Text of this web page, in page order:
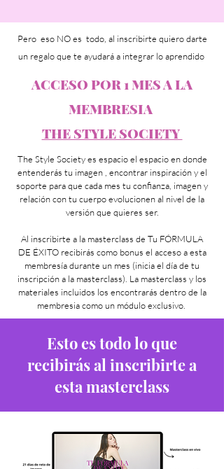
Pero eso NO es todo, al inscribirte quiero darte
un regalo que te ayudará a integrar lo aprendido
ACCESO POR 1 MES A LA
MEMBRESIA
THE STYLE SOCIETY
The Style Society es espacio el espacio en donde
entenderás tu imagen , encontrar inspiración y el
soporte para que cada mes tu confianza, imagen y
relación con tu cuerpo evolucionen al nivel de la
versión que quieres ser.
Al inscribirte a la masterclass de Tu FÓRMULA
DE ÉXITO recibirás como bonus el acceso a esta
membresía durante un mes (inicia el día de tu
inscripción a la masterclass). La masterclass y los
materiales incluidos los encontrarás dentro de la
membresia como un módulo exclusivo.
Esto es todo lo que
recibirás al inscribirte a
esta masterclass